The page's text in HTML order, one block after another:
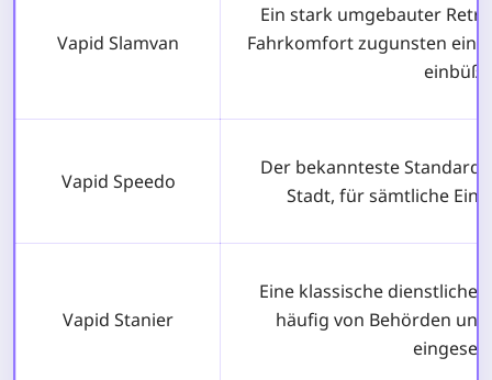
Vapid Slamvan
Ein stark umgebauter
Fahrkomfort zugunsten
einbüßt.
Vapid Speedo
Der bekannteste
Stadt, für sämtliche
Vapid Stanier
Eine klassische dienstliche
häufig von Behörden